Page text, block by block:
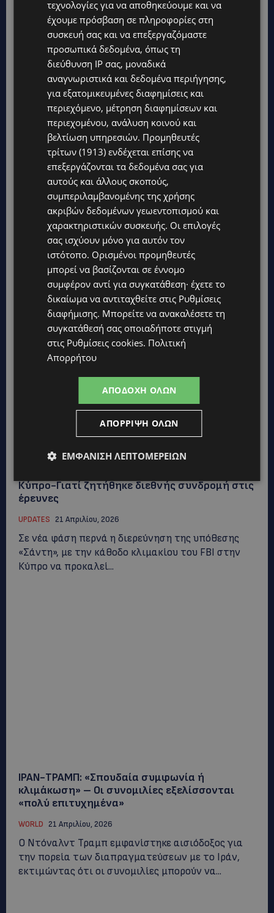
ΗΠΑ: «Φουλ γκάζι» οι Κύπριοι φοιτητές-
αθλητές τον Μάιο με στόχο την πρόκριση στο
UPDATES 4 Μαΐου, 2026
Ο Μάιος αποτελεί έναν από τους πιο
καθοριστικούς μήνες της χρονιάς για τους
Κύπριους φοιτητές-αθλητές και φοιτήτριες-
αθλήτριες που αγωνίζονται...
Κύπρο-Γιατί ζητήθηκε διεθνής συνδρομή στις
έρευνες
UPDATES 21 Απριλίου, 2026
Σε νέα φάση περνά η διερεύνηση της υπόθεσης
«Σάντη», με την κάθοδο κλιμακίου του FBI στην
Κύπρο να προκαλεί...
ΙΡΑΝ-ΤΡΑΜΠ: «Σπουδαία συμφωνία ή
κλιμάκωση» – Οι συνομιλίες εξελίσσονται
«πολύ επιτυχημένα»
WORLD 21 Απριλίου, 2026
Ο Ντόναλντ Τραμπ εμφανίστηκε αισιόδοξος για
την πορεία των διαπραγματεύσεων με το Ιράν,
εκτιμώντας ότι οι συνομιλίες μπορούν να...
τεχνολογίες για να αποθηκεύουμε και να
έχουμε πρόσβαση σε πληροφορίες στη
συσκευή σας και να επεξεργαζόμαστε
προσωπικά δεδομένα, όπως τη
διεύθυνση IP σας, μοναδικά
αναγνωριστικά και δεδομένα περιήγησης,
για εξατομικευμένες διαφημίσεις και
περιεχόμενο, μέτρηση διαφημίσεων και
περιεχομένου, ανάλυση κοινού και
βελτίωση υπηρεσιών. Προμηθευτές
τρίτων (1913) ενδέχεται επίσης να
επεξεργάζονται τα δεδομένα σας για
αυτούς και άλλους σκοπούς,
συμπεριλαμβανομένης της χρήσης
ακριβών δεδομένων γεωεντοπισμού και
χαρακτηριστικών συσκευής. Οι επιλογές
σας ισχύουν μόνο για αυτόν τον
ιστότοπο. Ορισμένοι προμηθευτές
μπορεί να βασίζονται σε έννομο
συμφέρον αντί για συγκατάθεση· έχετε το
δικαίωμα να αντιταχθείτε στις Ρυθμίσεις
διαφήμισης. Μπορείτε να ανακαλέσετε τη
συγκατάθεσή σας οποιαδήποτε στιγμή
στις Ρυθμίσεις cookies. Πολιτική
Απορρήτου
ΑΠΟΔΟΧΉ ΌΛΩΝ
ΑΠΌΡΡΙΨΗ ΌΛΩΝ
ΕΜΦΆΝΙΣΗ ΛΕΠΤΟΜΕΡΕΙΏΝ